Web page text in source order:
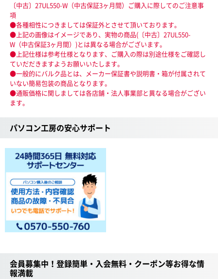
〔中古〕27UL550-W（中古保証3ヶ月間）ご購入に際してのご注意事
項
●各種相性につきましては保証外とさせて頂いております。
●上記の画像はイメージであり、実物の商品(〔中古〕27UL550-
W（中古保証3ヶ月間）)とは異なる場合がございます。
●上記仕様は参考仕様となります、ご購入の際は別途仕様をご確認し
ていだだきますようお願いいたします。
●一般的にバルク品とは、メーカー保証書や説明書・箱が付属されて
いない簡易包装の商品となります。
●通販価格に関しましては各店舗・法人事業部と異なる場合がござい
ます。
パソコン工房の安心サポート
会員募集中！登録簡単・入会無料・クーポン等お得な情
報満載